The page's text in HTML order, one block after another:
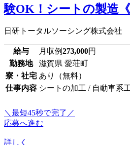
験OK！シートの製造
日研トータルソーシング株式会社
給与 月収例273,000円
勤務地
滋賀県 愛荘町
寮・社宅 あり（無料）
仕事内容 シートの加工 / 自動車系
＼最短45秒で完了／
応募へ進む
詳しく